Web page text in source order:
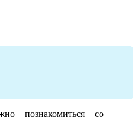
познакомиться со